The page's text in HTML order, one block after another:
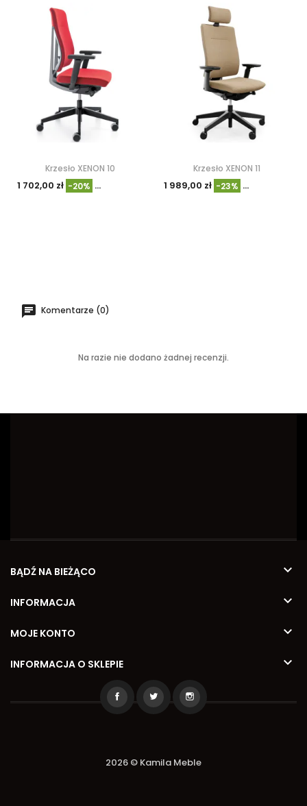
Krzesło XENON 10
1 702,00 zł -20% 2 127,90 zł
Krzesło XENON 11
1 989,00 zł -23% 2 583,00 zł
Komentarze (0)
Na razie nie dodano żadnej recenzji.
BĄDŹ NA BIEŻĄCO 
INFORMACJA 
MOJE KONTO 
INFORMACJA O SKLEPIE 
2026 © Kamila Meble